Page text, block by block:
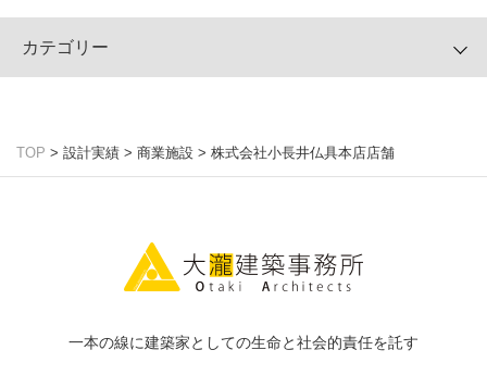
カテゴリー
TOP > 設計実績 > 商業施設 > 株式会社小長井仏具本店店舗
一本の線に建築家としての生命と社会的責任を託す